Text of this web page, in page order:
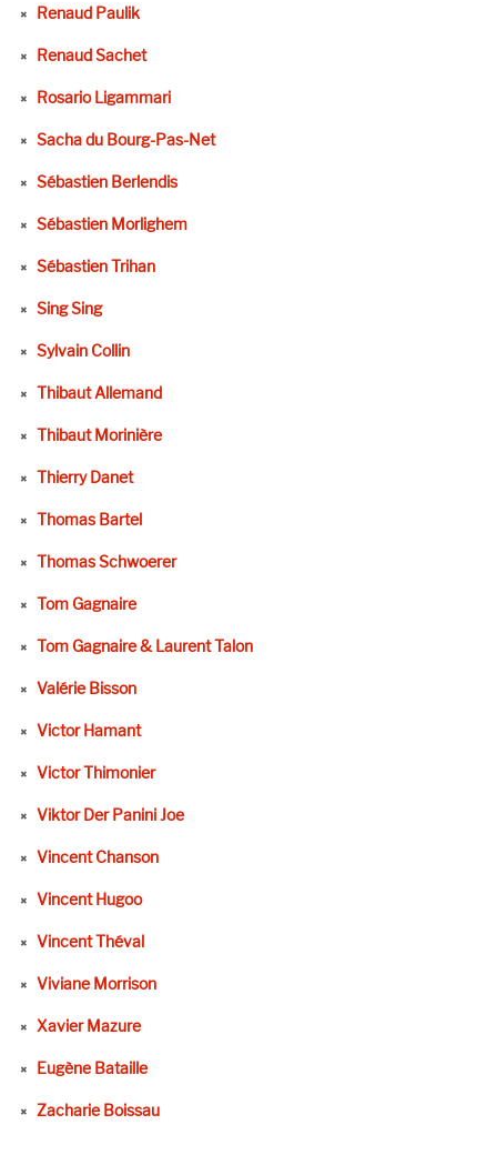
Renaud Paulik
Renaud Sachet
Rosario Ligammari
Sacha du Bourg-Pas-Net
Sébastien Berlendis
Sébastien Morlighem
Sébastien Trihan
Sing Sing
Sylvain Collin
Thibaut Allemand
Thibaut Morinière
Thierry Danet
Thomas Bartel
Thomas Schwoerer
Tom Gagnaire
Tom Gagnaire & Laurent Talon
Valérie Bisson
Victor Hamant
Victor Thimonier
Viktor Der Panini Joe
Vincent Chanson
Vincent Hugoo
Vincent Théval
Viviane Morrison
Xavier Mazure
Eugène Bataille
Zacharie Boissau